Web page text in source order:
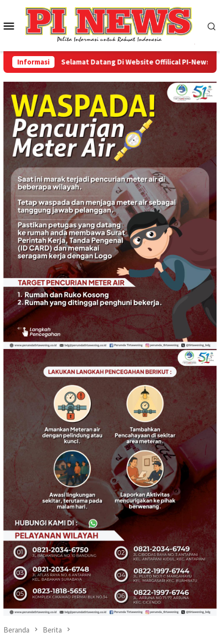
konten
Menu
Mobile
InformasiSelamat Datang Di Website Offilical PI-News
Beranda Berita